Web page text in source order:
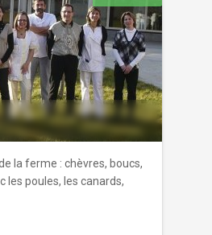
la ferme : chèvres, boucs,
les poules, les canards,